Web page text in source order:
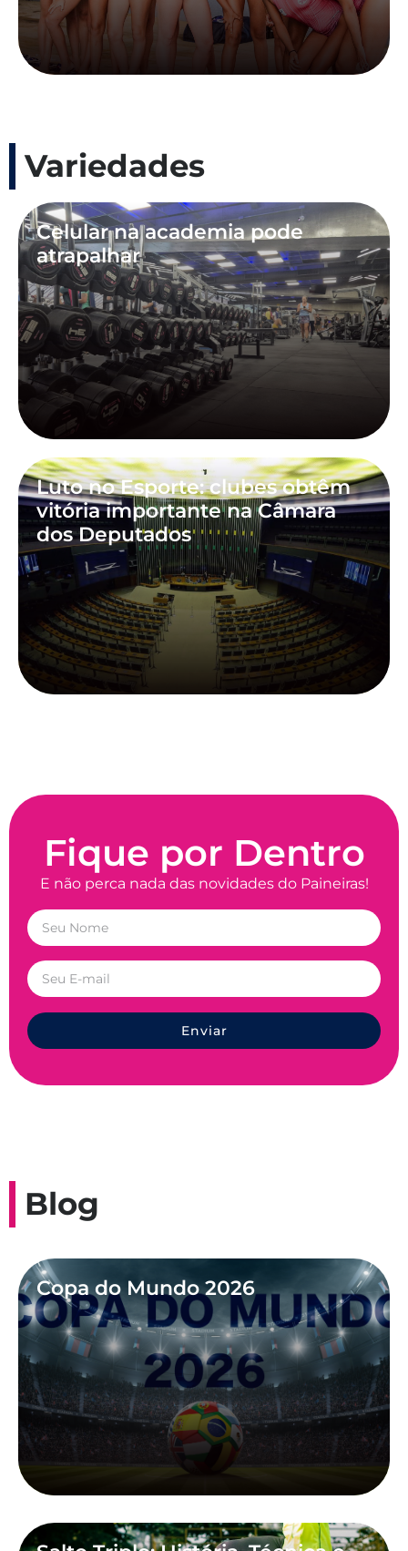
Variedades
Celular na academia pode
atrapalhar
Luto no Esporte: clubes obtêm
vitória importante na Câmara
dos Deputados
Fique por Dentro
E não perca nada das novidades do Paineiras!
Enviar
Blog
Copa do Mundo 2026